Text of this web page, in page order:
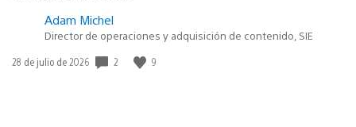
Adam Michel
Director de operaciones y adquisición de contenido, SIE
Fecha
28 de julio de 2026 2 9